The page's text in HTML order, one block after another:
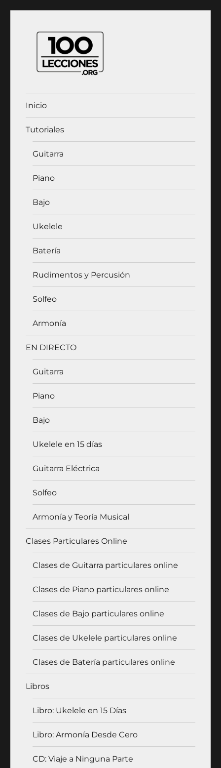
100Lecciones.Org
Inicio
Tutoriales
Guitarra
Piano
Bajo
Ukelele
Batería
Rudimentos y Percusión
Solfeo
Armonía
EN DIRECTO
Guitarra
Piano
Bajo
Ukelele en 15 días
Guitarra Eléctrica
Solfeo
Armonía y Teoría Musical
Clases Particulares Online
Clases de Guitarra particulares online
Clases de Piano particulares online
Clases de Bajo particulares online
Clases de Ukelele particulares online
Clases de Batería particulares online
Libros
Libro: Ukelele en 15 Días
Libro: Armonía Desde Cero
CD: Viaje a Ninguna Parte